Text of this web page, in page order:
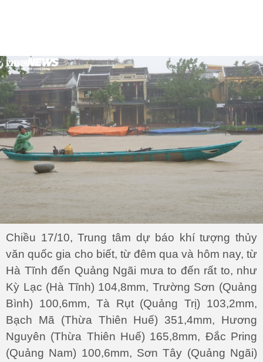
Chiều 17/10, Trung tâm dự báo khí tượng thủy
văn quốc gia cho biết, từ đêm qua và hôm nay, từ
Hà Tĩnh đến Quảng Ngãi mưa to đến rất to, như
Kỳ Lạc (Hà Tĩnh) 104,8mm, Trường Sơn (Quảng
Bình) 100,6mm, Tà Rụt (Quảng Trị) 103,2mm,
Bạch Mã (Thừa Thiên Huế) 351,4mm, Hương
Nguyên (Thừa Thiên Huế) 165,8mm, Đắc Pring
(Quảng Nam) 100,6mm, Sơn Tây (Quảng Ngãi)